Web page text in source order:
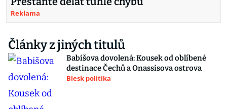
Reklama
Články z jiných titulů
Babišova dovolená: Kousek od oblíbené
destinace Čechů a Onassisova ostrova
Blesk politika